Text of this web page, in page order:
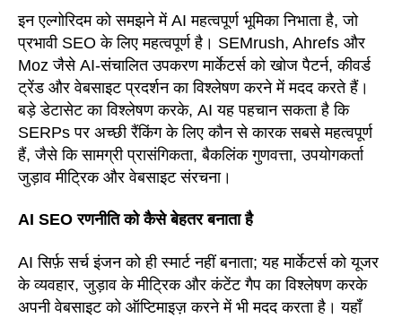
इन एल्गोरिदम को समझने में AI महत्वपूर्ण भूमिका निभाता है, जो
प्रभावी SEO के लिए महत्वपूर्ण है। SEMrush, Ahrefs और
Moz जैसे AI-संचालित उपकरण मार्केटर्स को खोज पैटर्न, कीवर्ड
ट्रेंड और वेबसाइट प्रदर्शन का विश्लेषण करने में मदद करते हैं।
बड़े डेटासेट का विश्लेषण करके, AI यह पहचान सकता है कि
SERPs पर अच्छी रैंकिंग के लिए कौन से कारक सबसे महत्वपूर्ण
हैं, जैसे कि सामग्री प्रासंगिकता, बैकलिंक गुणवत्ता, उपयोगकर्ता
जुड़ाव मीट्रिक और वेबसाइट संरचना।
AI SEO रणनीति को कैसे बेहतर बनाता है
AI सिर्फ़ सर्च इंजन को ही स्मार्ट नहीं बनाता; यह मार्केटर्स को यूजर
के व्यवहार, जुड़ाव के मीट्रिक और कंटेंट गैप का विश्लेषण करके
अपनी वेबसाइट को ऑप्टिमाइज़ करने में भी मदद करता है। यहाँ